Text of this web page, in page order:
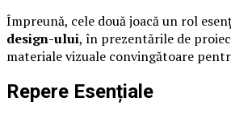
Împreună, cele două joacă un rol
design-ului, în prezentările de
materiale vizuale convingătoare
Repere Esențiale